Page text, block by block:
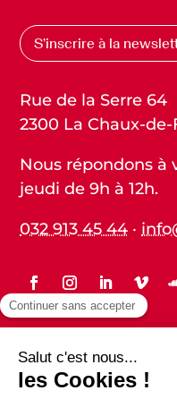
S’inscrire à la
Rue de la Serre 64
2300 La Chaux-de-
Nous répondons à
jeudi de 9h à 12h.
032 913 45 44 ·
Protection des